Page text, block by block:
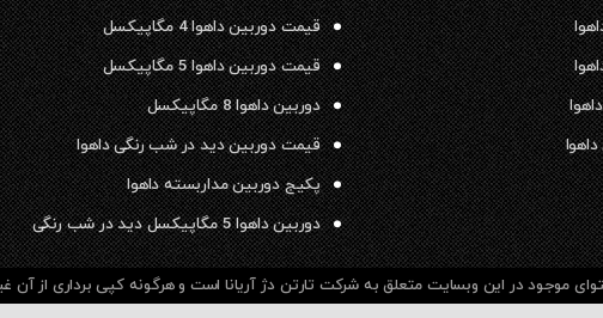
قیمت دوربین داهوا 4 مگاپیکسل
قیمت دوربین داهوا 5 مگاپیکسل
دوربین داهوا 8 مگاپیکسل
قیمت دوربین دید در شب رنگی داهوا
پکیج دوربین مداربسته داهوا
دوربین داهوا 5 مگاپیکسل دید در شب رنگی
موجود در این وبسایت متعلق به شرکت تارتن دژ آریانا است و هرگونه کپی برداری از آن